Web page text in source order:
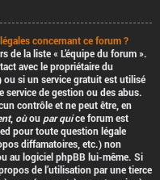
concernant ce forum ?
de la liste « L’équipe du forum ».
avec le propriétaire du
ou si un service gratuit est utilisé
service de gestion ou des abus.
contrôleet ne peut être, en
, oùou par quice forum est
pour toute question légale
diffamatoires, etc.)non
au logiciel phpBB lui-même. Si
de l’utilisationpar une tierce